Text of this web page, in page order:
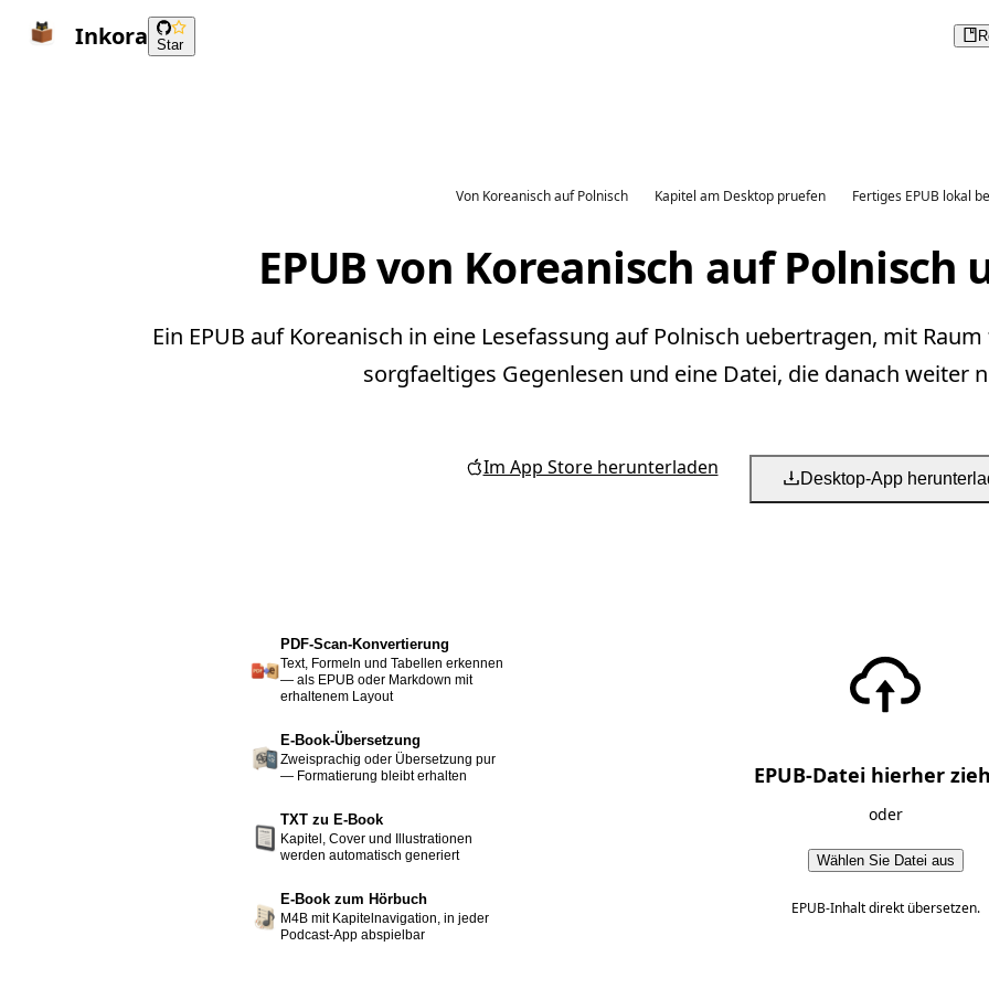
Inkora Star
Von Koreanisch auf Polnisch Kapitel am Desktop pruefen Fertiges EPUB lokal
EPUB von Koreanisch auf Polnisch
Ein EPUB auf Koreanisch in eine Lesefassung auf Polnisch uebertragen, mit
sorgfaeltiges Gegenlesen und eine Datei, die danach weiter
Im App Store herunterladen Desktop-App
PDF-Scan-Konvertierung
Text, Formeln und Tabellen erkennen
— als EPUB oder Markdown mit
erhaltenem Layout
E-Book-Übersetzung
Zweisprachig oder Übersetzung pur
— Formatierung bleibt erhalten
TXT zu E-Book
Kapitel, Cover und Illustrationen
werden automatisch generiert
E-Book zum Hörbuch
M4B mit Kapitelnavigation, in jeder
Podcast-App abspielbar
EPUB-Datei hierher
oder
Wählen Sie Datei aus
EPUB-Inhalt direkt übersetzen.